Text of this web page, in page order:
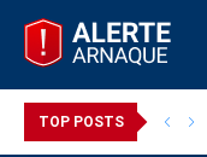
TOP POSTS